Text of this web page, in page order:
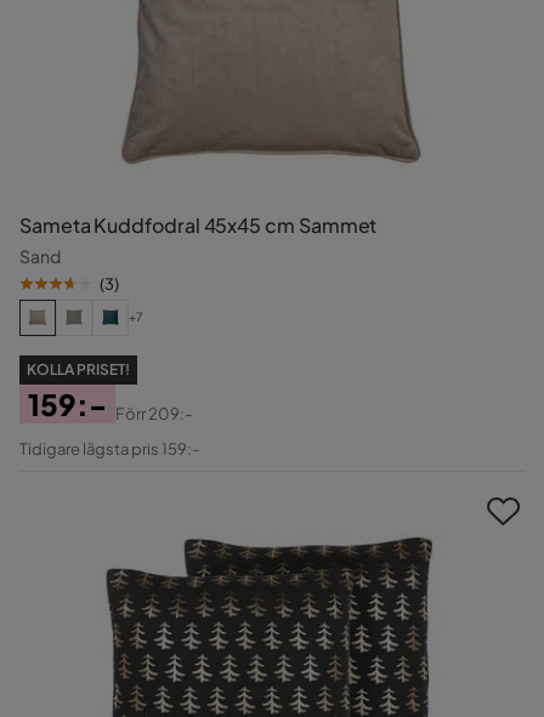
Sameta Kuddfodral 45x45 cm Sammet
Sand
(3)
+7
KOLLA PRISET!
Pris
159:-
Original
Förr209:-
Tidigare lägsta pris 159:-